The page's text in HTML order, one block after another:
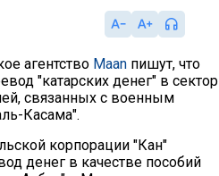
агентство Maan пишут, что
"катарских денег" в сектор
связанных с военным
Касама".
корпорации "Кан"
денег в качестве пособий